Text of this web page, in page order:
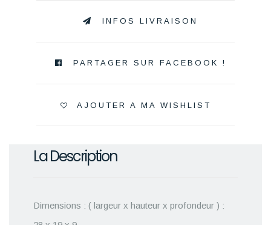
INFOS LIVRAISON
PARTAGER SUR FACEBOOK !
AJOUTER A MA WISHLIST
La Description
Dimensions : ( largeur x hauteur x profondeur ) :